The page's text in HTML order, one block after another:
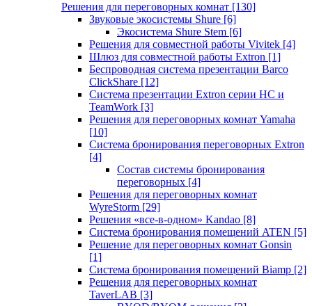
Решения для переговорных комнат [130]
Звуковые экосистемы Shure [6]
Экосистема Shure Stem [6]
Решения для совместной работы Vivitek [4]
Шлюз для совместной работы Extron [1]
Беспроводная система презентации Barco
ClickShare [12]
Система презентации Extron серии HC и
TeamWork [3]
Решения для переговорных комнат Yamaha
[10]
Система бронирования переговорных Extron
[4]
Состав системы бронирования
переговорных [4]
Решения для переговорных комнат
WyreStorm [29]
Решения «все-в-одном» Kandao [8]
Система бронирования помещений ATEN [5]
Решение для переговорных комнат Gonsin
[1]
Система бронирования помещений Biamp [2]
Решения для переговорных комнат
TaverLAB [3]